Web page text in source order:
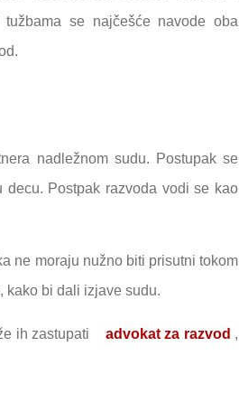
tužbama se najčešće navode oba
nadležnom sudu. Postupak se
Postpak razvoda vodi se kao
ne moraju nužno biti prisutni tokom
kako bi dali izjave sudu.
ih zastupati advokat za razvod ,